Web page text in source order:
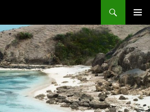
MENU
UTAMA